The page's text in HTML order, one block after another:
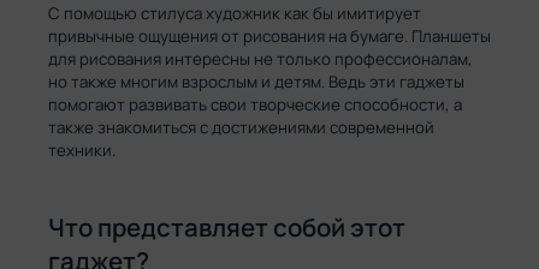
С помощью стилуса художник как бы имитирует
привычные ощущения от рисования на бумаге. Планшеты
для рисования интересны не только профессионалам,
но также многим взрослым и детям. Ведь эти гаджеты
помогают развивать свои творческие способности, а
также знакомиться с достижениями современной
техники.
Что представляет собой этот
гаджет?